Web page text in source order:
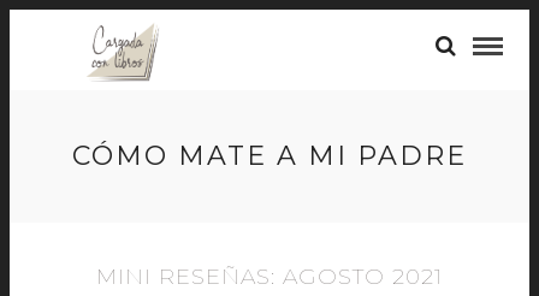
CÓMO MATE A MI PADRE
MINI RESEÑAS: AGOSTO 2021